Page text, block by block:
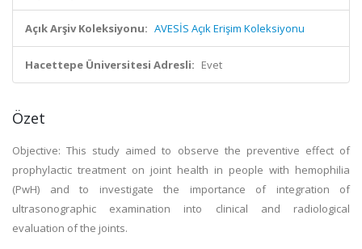
Açık Arşiv Koleksiyonu: AVESİS Açık Erişim Koleksiyonu
Hacettepe Üniversitesi Adresli: Evet
Özet
Objective: This study aimed to observe the preventive effect of
prophylactic treatment on joint health in people with hemophilia
(PwH) and to investigate the importance of integration of
ultrasonographic examination into clinical and radiological
evaluation of the joints.